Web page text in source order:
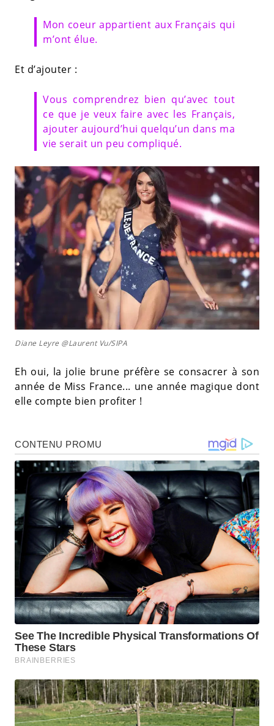
Mon coeur appartient aux Français qui
m’ont élue.
Et d’ajouter :
Vous comprendrez bien qu’avec tout
ce que je veux faire avec les Français,
ajouter aujourd’hui quelqu’un dans ma
vie serait un peu compliqué.
Diane Leyre @Laurent Vu/SIPA
Eh oui, la jolie brune préfère se consacrer à son
année de Miss France... une année magique dont
elle compte bien profiter !